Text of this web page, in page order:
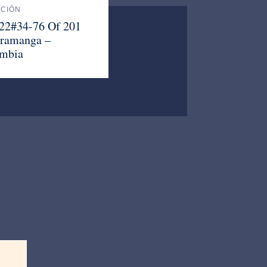
76 Of 201
–